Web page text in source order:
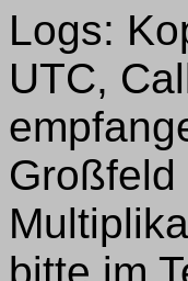
Logs:
UTC,